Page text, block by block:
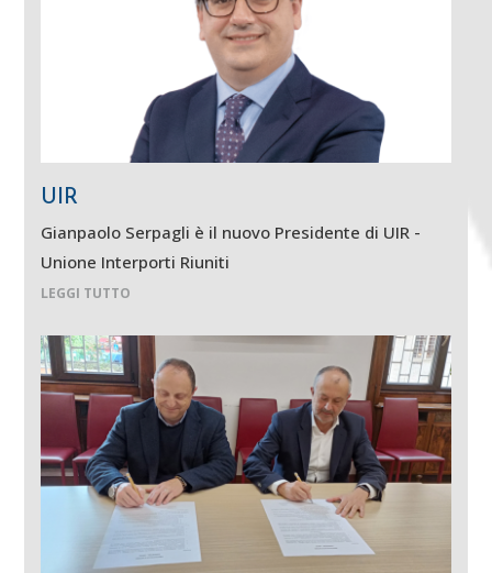
UIR
Gianpaolo Serpagli è il nuovo Presidente di UIR -
Unione Interporti Riuniti
LEGGI TUTTO